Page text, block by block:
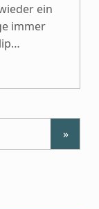
ein
immer
»